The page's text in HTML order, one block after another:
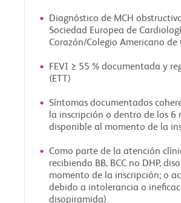
Diagnóstico de MCH
Sociedad Europea de
Corazón/Colegio Americano de
FEVI ≥ 55 % documentada y
(ETT)
Síntomas documentados
la inscripción o dentro de los 6
disponible al momento de la
Como parte de la atención
recibiendo BB, BCC no DHP,
momento de la inscripción; o
debido a intolerancia o
disopiramida).